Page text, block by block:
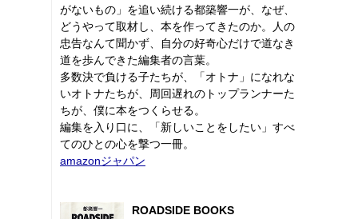
がないもの」を追い続ける都築響一が、なぜ、
どうやって取材し、本を作ってきたのか。人の
忠告なんて聞かず、自分の好奇心だけで道なき
道を歩んできた編集者の言葉。
多数決で負ける子たちが、「オトナ」になれな
いオトナたちが、周回遅れのトップランナーた
ちが、僕に本をつくらせる。
編集を入り口に、「新しいことをしたい」すべ
てのひとの心を撃つ一冊。
amazonジャパン
ROADSIDE BOOKS